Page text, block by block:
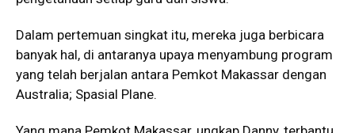
Dalam pertemuan singkat itu, mereka juga berbicara
banyak hal, di antaranya upaya menyambung program
yang telah berjalan antara Pemkot Makassar dengan
Australia; Spasial Plane.